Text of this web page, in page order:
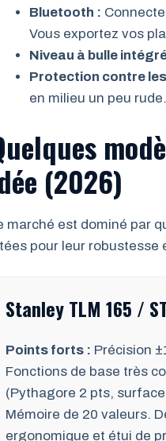
Bluetooth :
Vous exportez vos
Niveau à bulle
Protection contre
en milieu un peu rude.
(2026)
marché est dominé par
pour leur robustesse
Stanley TLM 165 /
Points forts : Précision
Fonctions de base très
(Pythagore 2 pts,
Mémoire de 20 valeurs.
ergonomique et étui de